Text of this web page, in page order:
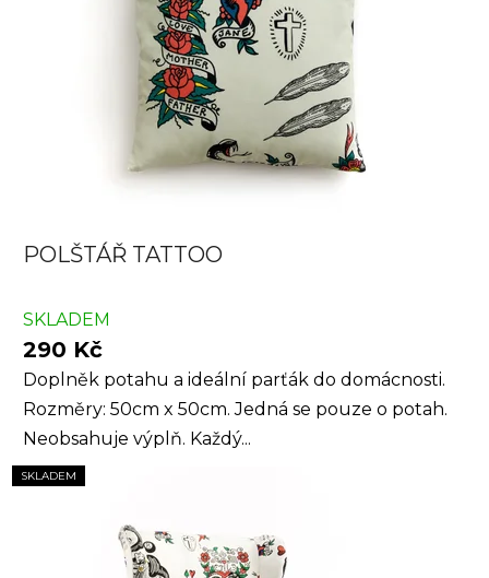
POLŠTÁŘ TATTOO
SKLADEM
290 Kč
Doplněk potahu a ideální parťák do domácnosti.
Rozměry: 50cm x 50cm. Jedná se pouze o potah.
Neobsahuje výplň. Každý...
SKLADEM